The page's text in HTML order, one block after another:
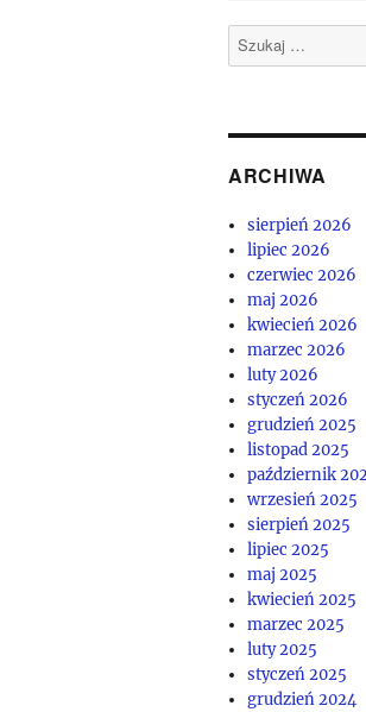
Szukaj:
ARCHIWA
sierpień 2026
lipiec 2026
czerwiec 2026
maj 2026
kwiecień 2026
marzec 2026
luty 2026
styczeń 2026
grudzień 2025
listopad 2025
październik
wrzesień 2025
sierpień 2025
lipiec 2025
maj 2025
kwiecień 2025
marzec 2025
luty 2025
styczeń 2025
grudzień 2024